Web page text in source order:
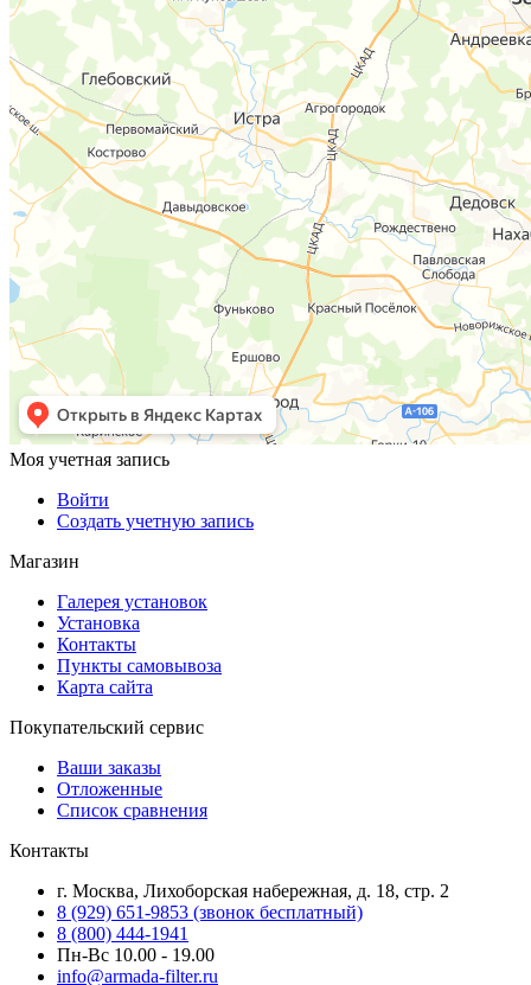
Моя учетная запись
Войти
Создать учетную запись
Магазин
Галерея установок
Установка
Контакты
Пункты самовывоза
Карта сайта
Покупательский сервис
Ваши заказы
Отложенные
Список сравнения
Контакты
г. Москва, Лихоборская набережная, д. 18, стр. 2
8 (929) 651-9853 (звонок бесплатный)
8 (800) 444-1941
Пн-Вс 10.00 - 19.00
info@armada-filter.ru